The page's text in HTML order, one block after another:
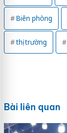
Biên phòng
thị trường
Bài liên quan